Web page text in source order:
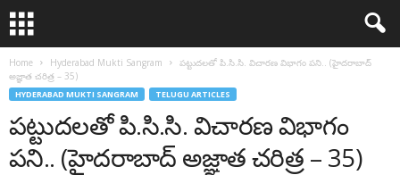
Home Hyderabad Mukti Sangram
పట్టుదలతో పి.సి.సి. విచారణ విభాగం పని.. (హైదరాబాద్
అజ్ఞాత చరిత్ర – 35)
HYDERABAD MUKTI SANGRAM TELUGU ARTICLES
పట్టుదలతో పి.సి.సి. విచారణ విభాగం
పని.. (హైదరాబాద్ అజ్ఞాత చరిత్ర – 35)